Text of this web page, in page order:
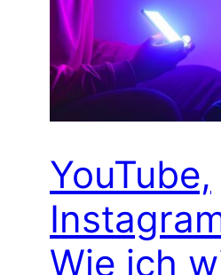
YouTube,
Wie ich